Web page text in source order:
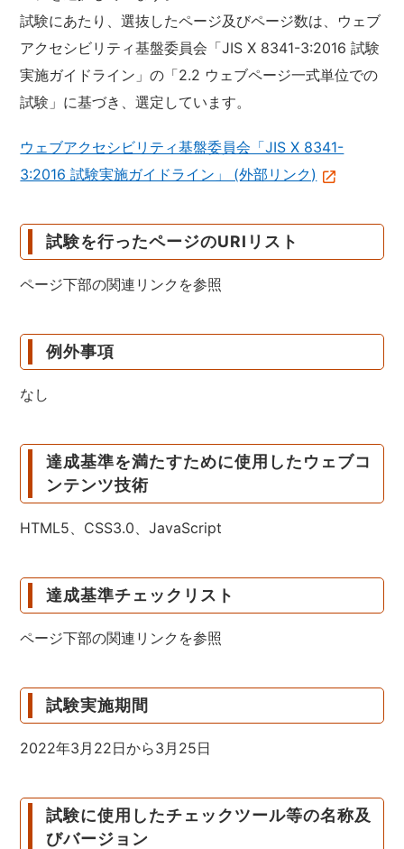
試験にあたり、選抜したページ及びページ数は、ウェブ
アクセシビリティ基盤委員会「JIS X 8341-3:2016 試験
実施ガイドライン」の「2.2 ウェブページ一式単位での
試験」に基づき、選定しています。
ウェブアクセシビリティ基盤委員会「JIS X 8341-
3:2016 試験実施ガイドライン」 (外部リンク)
試験を行ったページのURIリスト
ページ下部の関連リンクを参照
例外事項
なし
達成基準を満たすために使用したウェブコ
ンテンツ技術
HTML5、CSS3.0、JavaScript
達成基準チェックリスト
ページ下部の関連リンクを参照
試験実施期間
2022年3月22日から3月25日
試験に使用したチェックツール等の名称及
びバージョン